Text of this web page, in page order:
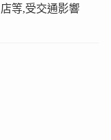
店等,受交通影響